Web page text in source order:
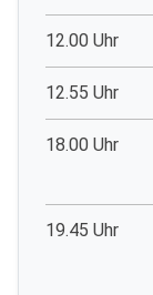
12.00 Uhr
12.55 Uhr
18.00 Uhr
19.45 Uhr